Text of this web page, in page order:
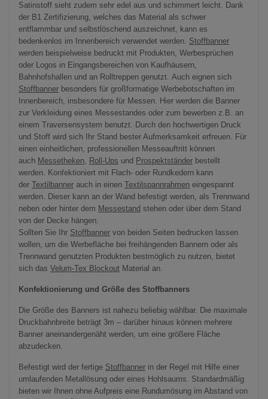
Satinstoff sieht zudem sehr edel aus und schimmert leicht. Dank
der B1 Zertifizierung, welches das Material als schwer
entflammbar und selbstlöschend auszeichnet, kann es
bedenkenlos im Innenbereich verwendet werden. Stoffbanner
werden beispielweise bedruckt mit Produkten, Werbesprüchen
oder Logos in Eingangsbereichen von Kaufhäusern,
Bahnhofshallen und an Rolltreppen genutzt. Auch eignen sich
Stoffbanner besonders für großformatige Werbebotschaften im
Innenbereich, insbesondere für Messen. Hier werden die Banner
zur Verkleidung eines Messestandes oder zum bewerben z.B. an
einem Traversensystem benutzt. Durch den hochwertigen Druck
und Stoff wird sich Ihr Stand bester Aufmerksamkeit erfreuen. Für
einen einheitlichen, professionellen Messeauftritt können
auch Messetheken, Roll-Ups und Prospektständer bestellt
werden. Konfektioniert mit Flach- oder Rundkedern kann
der Textilbanner auch in einen Textilspannrahmen eingespannt
werden. Dieser kann an der Wand befestigt werden, als Trennwand
neben oder hinter dem Messestand stehen oder über dem Stand
von der Decke hängen.
Sollten Sie Ihr Stoffbanner von beiden Seiten bedrucken lassen
wollen, um die Werbefläche bei freihängenden Bannern oder als
Trennwand genutzten Produkten bestmöglich zu nutzen, bietet
sich das Velum-Tex Blockout Material an.
Konfektionierung und Größe des Stoffbanners
Die Größe des Banners ist nahezu beliebig wählbar. Die maximale
Druckbahnbreite beträgt 3m – darüber hinaus können mehrere
Banner aneinandergenäht werden, um eine größere Fläche
abzudecken.
Befestigt wird der fertige Stoffbanner in der Regel mit Hilfe einer
umlaufenden Metallösung oder eines Hohlsaums. Standardmäßig
bieten wir Ihnen ohne Aufpreis eine Rundumösung im Abstand von